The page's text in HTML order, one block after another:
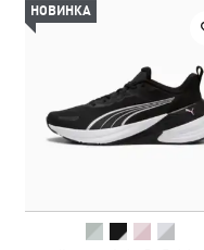
НОВИНКА